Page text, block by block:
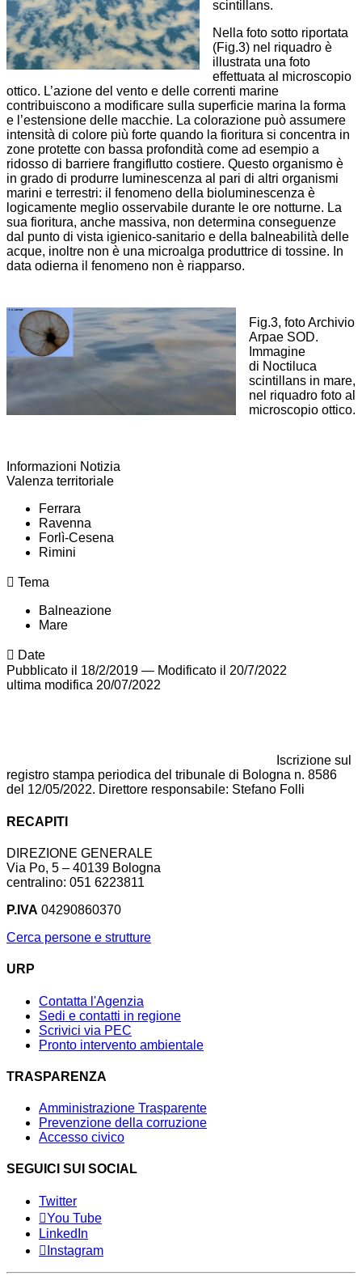
scintillans.
Nella foto sotto riportata
(Fig.3) nel riquadro è
illustrata una foto
effettuata al microscopio
ottico. L’azione del vento e delle correnti marine
contribuiscono a modificare sulla superficie marina la forma
e l’estensione delle macchie. La colorazione può assumere
intensità di colore più forte quando la fioritura si concentra in
zone protette con bassa profondità come ad esempio a
ridosso di barriere frangiflutto costiere. Questo organismo è
in grado di produrre luminescenza al pari di altri organismi
marini e terrestri: il fenomeno della bioluminescenza è
logicamente meglio osservabile durante le ore notturne. La
sua fioritura, anche massiva, non determina conseguenze
dal punto di vista igienico-sanitario e della balneabilità delle
acque, inoltre non è una microalga produttrice di tossine. In
data odierna il fenomeno non è riapparso.
Fig.3, foto Archivio
Arpae SOD.
Immagine
di Noctiluca
scintillans in mare,
nel riquadro foto al
microscopio ottico.
Informazioni Notizia
Valenza territoriale
Ferrara
Ravenna
Forlì-Cesena
Rimini
Tema
Balneazione
Mare
Date
Pubblicato il 18/2/2019 — Modificato il 20/7/2022
ultima modifica 20/07/2022
Iscrizione sul
registro stampa periodica del tribunale di Bologna n. 8586
del 12/05/2022. Direttore responsabile: Stefano Folli
RECAPITI
DIREZIONE GENERALE
Via Po, 5 – 40139 Bologna
centralino: 051 6223811
P.IVA 04290860370
Cerca persone e strutture
URP
Contatta l'Agenzia
Sedi e contatti in regione
Scrivici via PEC
Pronto intervento ambientale
TRASPARENZA
Amministrazione Trasparente
Prevenzione della corruzione
Accesso civico
SEGUICI SUI SOCIAL
Twitter
You Tube
LinkedIn
Instagram